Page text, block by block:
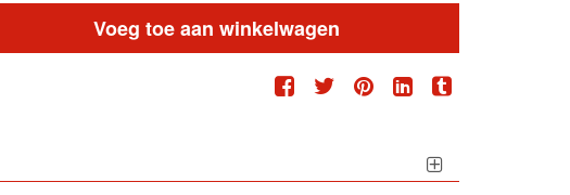
Voeg toe aan winkelwagen